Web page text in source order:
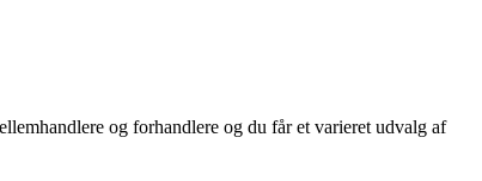
og forhandlere og du får et varieret udvalg af